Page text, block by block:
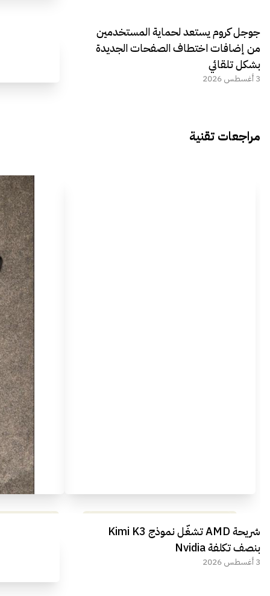
جوجل كروم يستعد لحماية المستخدمين
من إضافات اختطاف الصفحات الجديدة
بشكل تلقائي
3 أغسطس 2026
مراجعات تقنية
مراجعة شاملة لعملاق الألعاب
الجديد REDMAGIC 11 AIR
شريحة AMD تشغّل نموذج Kimi K3
بنصف تكلفة Nvidia
3 أغسطس 2026